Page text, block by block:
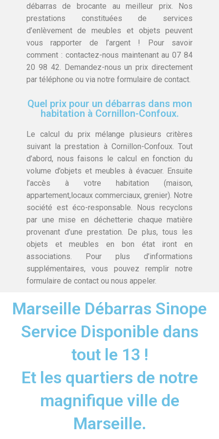
débarras de brocante au meilleur prix. Nos
prestations constituées de services
d’enlèvement de meubles et objets peuvent
vous rapporter de l’argent ! Pour savoir
comment : contactez-nous maintenant au 07 84
20 98 42. Demandez-nous un prix directement
par téléphone ou via notre formulaire de contact.
Quel prix pour un débarras dans mon
habitation à Cornillon-Confoux.
Le calcul du prix mélange plusieurs critères
suivant la prestation à Cornillon-Confoux. Tout
d’abord, nous faisons le calcul en fonction du
volume d’objets et meubles à évacuer. Ensuite
l’accès à votre habitation (maison,
appartement,locaux commerciaux, grenier). Notre
société est éco-responsable. Nous recyclons
par une mise en déchetterie chaque matière
provenant d’une prestation. De plus, tous les
objets et meubles en bon état iront en
associations. Pour plus d’informations
supplémentaires, vous pouvez remplir notre
formulaire de contact ou nous appeler.
Marseille Débarras Sinope
Service Disponible dans
tout le 13 !
Et les quartiers de notre
magnifique ville de
Marseille.